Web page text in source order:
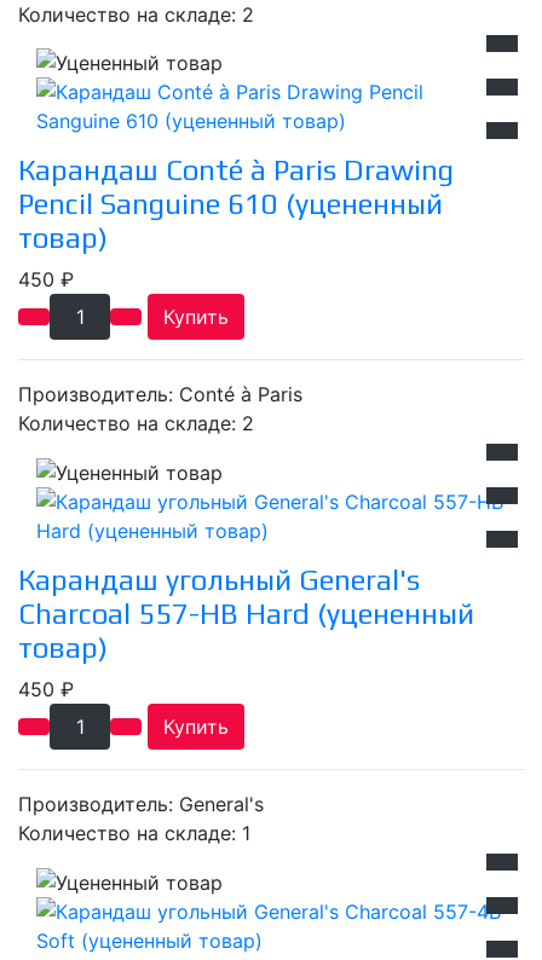
Количество на складе: 2
Карандаш Conté à Paris Drawing
Pencil Sanguine 610 (уцененный
товар)
450 ₽
Купить
Производитель: Conté à Paris
Количество на складе: 2
Карандаш угольный General's
Charcoal 557-HB Hard (уцененный
товар)
450 ₽
Купить
Производитель: General's
Количество на складе: 1